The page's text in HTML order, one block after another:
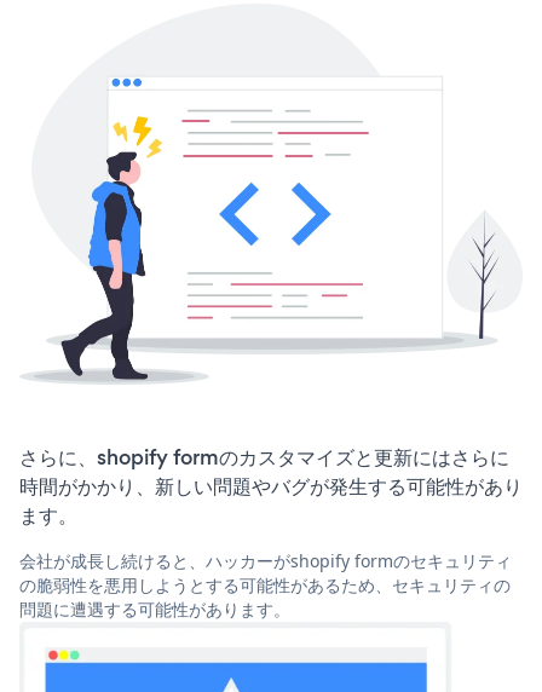
さらに、shopify formのカスタマイズと更新にはさらに
時間がかかり、新しい問題やバグが発生する可能性があり
ます。
会社が成長し続けると、ハッカーがshopify formのセキュリティ
の脆弱性を悪用しようとする可能性があるため、セキュリティの
問題に遭遇する可能性があります。